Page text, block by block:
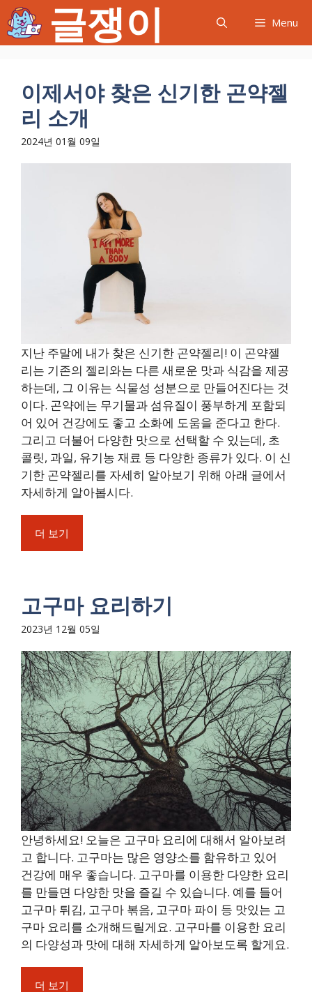
텐
츠
글쟁이 Menu
이제서야 찾은 신기한 곤약젤
리 소개
2024년 01월 09일
지난 주말에 내가 찾은 신기한 곤약젤리! 이 곤약젤
리는 기존의 젤리와는 다른 새로운 맛과 식감을 제공
하는데, 그 이유는 식물성 성분으로 만들어진다는 것
이다. 곤약에는 무기물과 섬유질이 풍부하게 포함되
어 있어 건강에도 좋고 소화에 도움을 준다고 한다.
그리고 더불어 다양한 맛으로 선택할 수 있는데, 초
콜릿, 과일, 유기농 재료 등 다양한 종류가 있다. 이 신
기한 곤약젤리를 자세히 알아보기 위해 아래 글에서
자세하게 알아봅시다.
더 보기
고구마 요리하기
2023년 12월 05일
안녕하세요! 오늘은 고구마 요리에 대해서 알아보려
고 합니다. 고구마는 많은 영양소를 함유하고 있어
건강에 매우 좋습니다. 고구마를 이용한 다양한 요리
를 만들면 다양한 맛을 즐길 수 있습니다. 예를 들어
고구마 튀김, 고구마 볶음, 고구마 파이 등 맛있는 고
구마 요리를 소개해드릴게요. 고구마를 이용한 요리
의 다양성과 맛에 대해 자세하게 알아보도록 할게요.
더 보기